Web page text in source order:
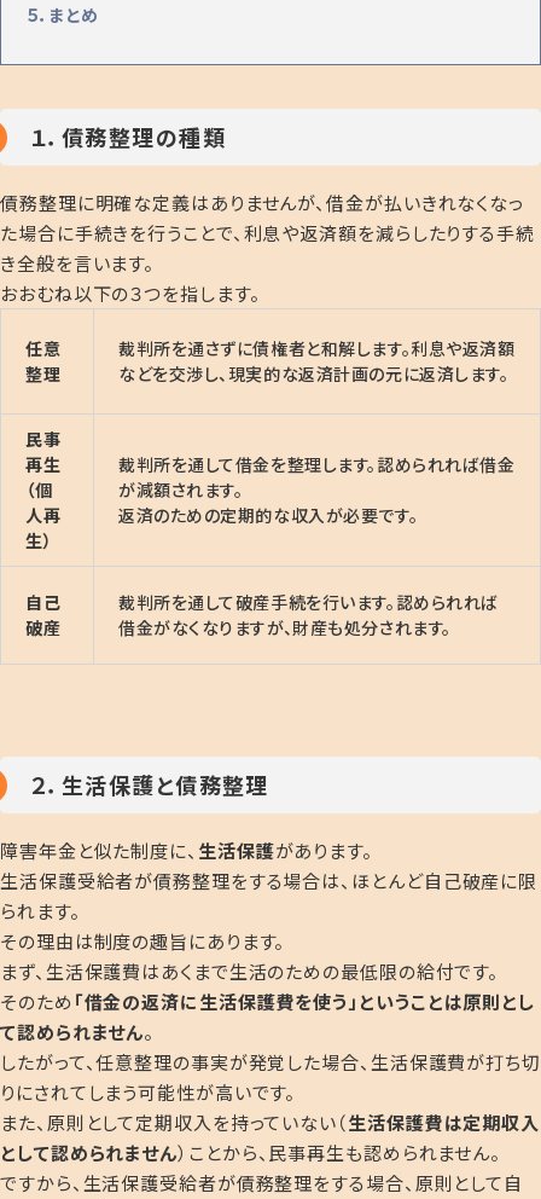
５．まとめ
１．債務整理の種類
債務整理に明確な定義はありませんが、借金が払いきれなくなっ
た場合に手続きを行うことで、利息や返済額を減らしたりする手続
き全般を言います。
おおむね以下の３つを指します。
任意
整理
裁判所を通さずに債権者と和解します。利息や返済額
などを交渉し、現実的な返済計画の元に返済します。
民事
再生
（個
人再
生）
裁判所を通して借金を整理します。認められれば借金
が減額されます。
返済のための定期的な収入が必要です。
自己
破産
裁判所を通して破産手続を行います。認められれば
借金がなくなりますが、財産も処分されます。
２．生活保護と債務整理
障害年金と似た制度に、 生活保護があります。
生活保護受給者が債務整理をする場合は、ほとんど自己破産に限
られます。
その理由は制度の趣旨にあります。
まず、生活保護費はあくまで生活のための最低限の給付です。
そのため「借金の返済に生活保護費を使う」ということは原則とし
て認められません。
したがって、任意整理の事実が発覚した場合、生活保護費が打ち切
りにされてしまう可能性が高いです。
また、原則として定期収入を持っていない（生活保護費は定期収入
として認められません）ことから、民事再生も認められません。
ですから、生活保護受給者が債務整理をする場合、原則として自